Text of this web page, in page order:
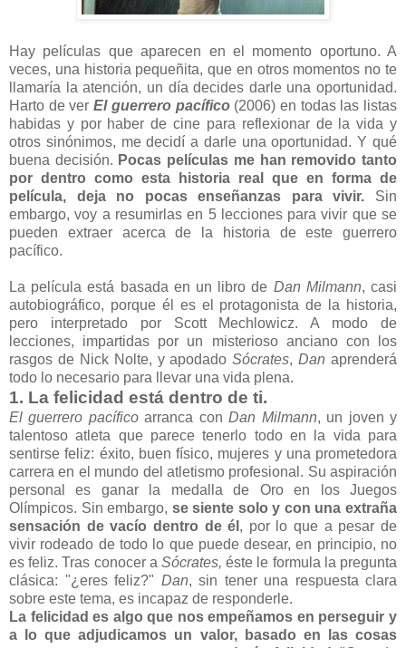
Hay películas que aparecen en el momento oportuno. A
veces, una historia pequeñita, que en otros momentos no te
llamaría la atención, un día decides darle una oportunidad.
Harto de verEl guerrero pacífico (2006) en todas las listas
habidas y por haber de cine para reflexionar de la vida y
otros sinónimos, me decidí a darle una oportunidad. Y qué
buena decisión. Pocas películas me han removido tanto
por dentro como esta historia real que en forma de
película, deja no pocas enseñanzas para vivir. Sin
embargo, voy a resumirlas en 5 lecciones para vivir que se
pueden extraer acerca de la historia de este guerrero
pacífico.
La película está basada en un libro de Dan Milmann, casi
autobiográfico, porque él es el protagonista de la historia,
pero interpretado por Scott Mechlowicz. A modo de
lecciones, impartidas por un misterioso anciano con los
rasgos de Nick Nolte, y apodadoSócrates,Dan aprenderá
todo lo necesario para llevar una vida plena.
1. La felicidad está dentro de ti.
El guerrero pacíficoarranca conDan Milmann, un joven y
talentoso atleta que parece tenerlo todo en la vida para
sentirse feliz: éxito, buen físico, mujeres y una prometedora
carrera en el mundo del atletismo profesional. Su aspiración
personal es ganar la medalla de Oro en los Juegos
Olímpicos. Sin embargo, se siente solo y con una extraña
sensación de vacío dentro de él , por lo que a pesar de
vivir rodeado de todo lo que puede desear, en principio, no
es feliz. Tras conocer a Sócrates, éste le formula la pregunta
clásica: "¿eres feliz?" Dan, sin tener una respuesta clara
sobre este tema, es incapaz de responderle.
La felicidad es algo que nos empeñamos en perseguir y
a lo que adjudicamos un valor, basado en las cosas